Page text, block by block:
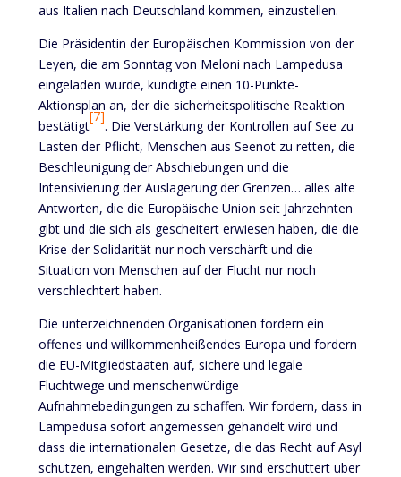
aus Italien nach Deutschland kommen, einzustellen.
Die Präsidentin der Europäischen Kommission von der
Leyen, die am Sonntag von Meloni nach Lampedusa
eingeladen wurde, kündigte einen 10-Punkte-
Aktionsplan an, der die sicherheitspolitische Reaktion
bestätigt
[7]
. Die Verstärkung der Kontrollen auf See zu
Lasten der Pflicht, Menschen aus Seenot zu retten, die
Beschleunigung der Abschiebungen und die
Intensivierung der Auslagerung der Grenzen… alles alte
Antworten, die die Europäische Union seit Jahrzehnten
gibt und die sich als gescheitert erwiesen haben, die die
Krise der Solidarität nur noch verschärft und die
Situation von Menschen auf der Flucht nur noch
verschlechtert haben.
Die unterzeichnenden Organisationen fordern ein
offenes und willkommenheißendes Europa und fordern
die EU-Mitgliedstaaten auf, sichere und legale
Fluchtwege und menschenwürdige
Aufnahmebedingungen zu schaffen. Wir fordern, dass in
Lampedusa sofort angemessen gehandelt wird und
dass die internationalen Gesetze, die das Recht auf Asyl
schützen, eingehalten werden. Wir sind erschüttert über